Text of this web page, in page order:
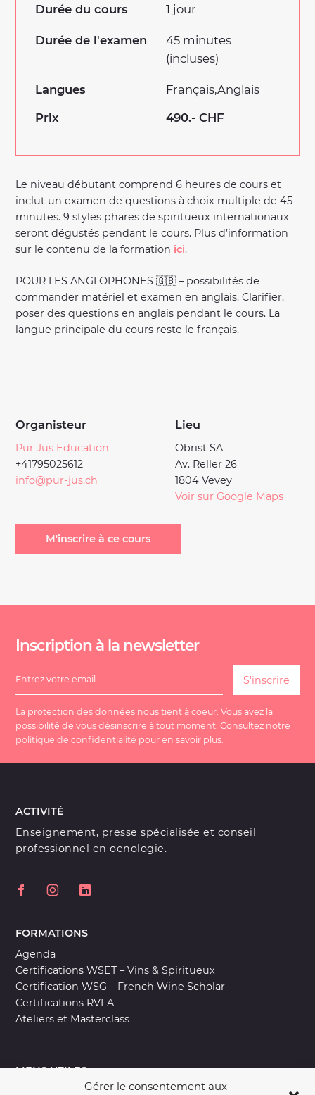
Gérer le consentement aux
Le niveau débutant comprend 6 heures de cours et
inclut un examen de questions à choix multiple de 45
minutes. 9 styles phares de spiritueux internationaux
seront dégustés pendant le cours. Plus d’information
sur le contenu de la formation ici.
POUR LES ANGLOPHONES 🇬🇧 – possibilités de
commander matériel et examen en anglais. Clarifier,
poser des questions en anglais pendant le cours. La
langue principale du cours reste le français.
Organisteur
Pur Jus Education
+41795025612
info@pur-jus.ch
Lieu
Obrist SA
Av. Reller 26
1804 Vevey
Voir sur Google Maps
Durée du cours 1 jour
Durée de l'examen
45 minutes
(incluses)
Langues Français Anglais
Prix
490.- CHF
M'inscrire à ce cours
Inscription à la newsletter
La protection des données nous tient à coeur. Vous avez la
possibilité de vous désinscrire à tout moment. Consultez notre
politique de confidentialité pour en savoir plus.
ACTIVITÉ
Enseignement, presse spécialisée et conseil
professionnel en oenologie.
FORMATIONS
Agenda
Certifications WSET – Vins & Spiritueux
Certification WSG – French Wine Scholar
Certifications RVFA
Ateliers et Masterclass
LIENS UTILES